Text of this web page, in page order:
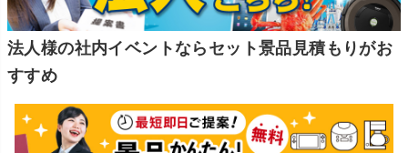
法人様の社内イベントならセット景品見積もりがお
すすめ